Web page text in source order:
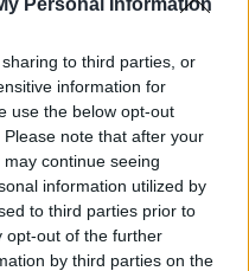
to third parties, or
information for
use the below opt-out
note that after your
continue seeing
information utilized by
to third parties prior to
opt-out of the further
by third parties on the
szerint a
a Sumitomo Mitsui
Group közösen
kötött digitális pénzeket,
egységes
ügyfeleik számára,
egymás közötti